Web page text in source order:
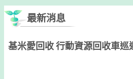
最新消息
基米愛回收 行動資源回收車巡